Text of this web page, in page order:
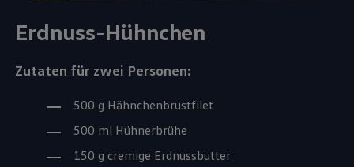
Erdnuss-Hühnchen
Zutaten für zwei Personen:
500 g Hähnchenbrustfilet
500 ml Hühnerbrühe
150 g cremige Erdnussbutter